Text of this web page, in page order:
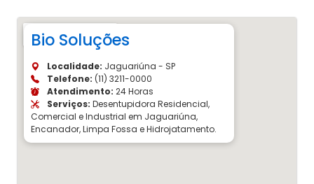
Bio Soluções
Localidade: Jaguariúna - SP
Telefone: (11) 3211-0000
Atendimento: 24 Horas
Serviços: Desentupidora Residencial,
Comercial e Industrial em Jaguariúna,
Encanador, Limpa Fossa e Hidrojatamento.